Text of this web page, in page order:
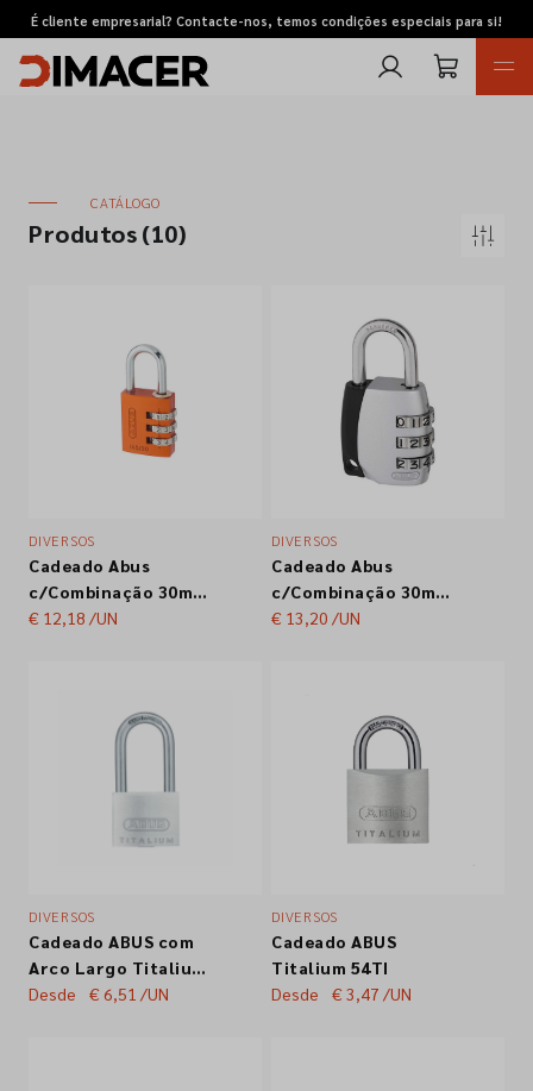
É cliente empresarial? Contacte-nos, temos condições especiais para si!
Pedidos de cotação
Empresa
CATÁLOGO
Produtos(10)
DIVERSOS
Cadeado Abus
c/Combinação 30mm
145/30
€ 12,18 /UN
DIVERSOS
Cadeado Abus
c/Combinação 30mm
155/30
€ 13,20 /UN
DIVERSOS
Cadeado ABUS com
Arco Largo Titalium
64TI
Desde € 6,51 /UN
DIVERSOS
Cadeado ABUS
Titalium 54TI
Desde
€ 3,47 /UN